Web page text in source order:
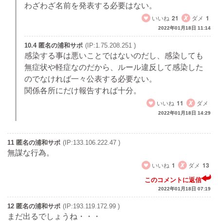
わざわざ名前を発表する必要はない。
いいね 21 ダメ 1
2022年01月18日 11:14
10.4 匿名の浦和サポ (IP:1.75.208.251 )
感染する事は悪いことではないのだし、感染しても
無症状や軽症なのだから、ルール違反して感染した
のでなければ一々公表する必要ない。
関係各所にだけ報告すれば十分。
いいね 11 ダメ
2022年01月18日 14:29
11 匿名の浦和サポ (IP:133.106.222.47 )
無謀な行為。
いいね 1 ダメ 13
このコメントに返信
2022年01月18日 07:19
12 匿名の浦和サポ (IP:193.119.172.99 )
まだ出るでしょうね・・・